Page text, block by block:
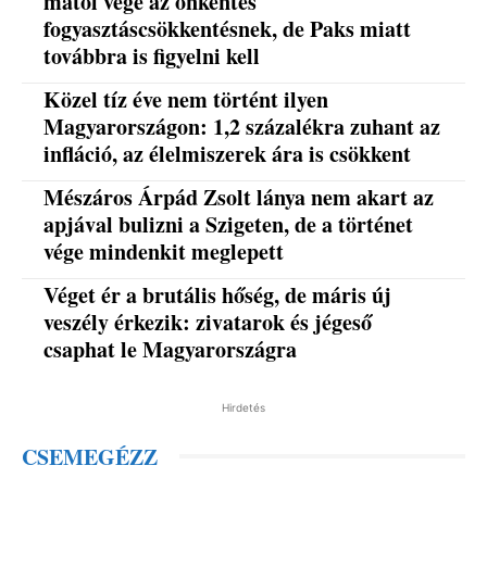
fogyasztáscsökkentésnek, de Paks miatt
továbbra is figyelni kell
Közel tíz éve nem történt ilyen
Magyarországon: 1,2 százalékra zuhant az
infláció, az élelmiszerek ára is csökkent
Mészáros Árpád Zsolt lánya nem akart az
apjával bulizni a Szigeten, de a történet
vége mindenkit meglepett
Véget ér a brutális hőség, de máris új
veszély érkezik: zivatarok és jégeső
csaphat le Magyarországra
Hirdetés
CSEMEGÉZZ